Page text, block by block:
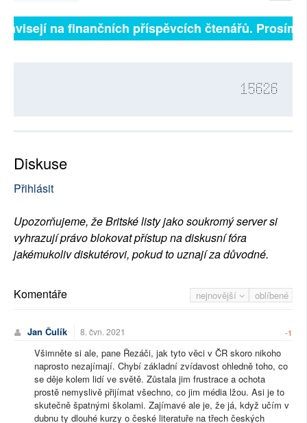
na finančních příspěvcích čtenářů. Prosíme,
15626
Diskuse
Přihlásit
Upozorňujeme, že Britské listy jako soukromý server si
vyhrazují právo blokovat přístup na diskusní fóra
jakémukoliv diskutérovi, pokud to uznají za důvodné.
nejnovější oblíbené
Komentáře
Jan Čulík 8. čvn. 2021 -1
Všimněte si ale, pane Řezáči, jak tyto věci v ČR skoro nikoho
naprosto nezajímají. Chybí základní zvídavost ohledně toho, co
se děje kolem lidí ve světě. Zůstala jim frustrace a ochota
prostě nemyslivě přijímat všechno, co jim média lžou. Asi je to
skutečně špatnými školami. Zajímavé ale je, že já, když učím v
dubnu ty dlouhé kurzy o české literatuře na třech českých